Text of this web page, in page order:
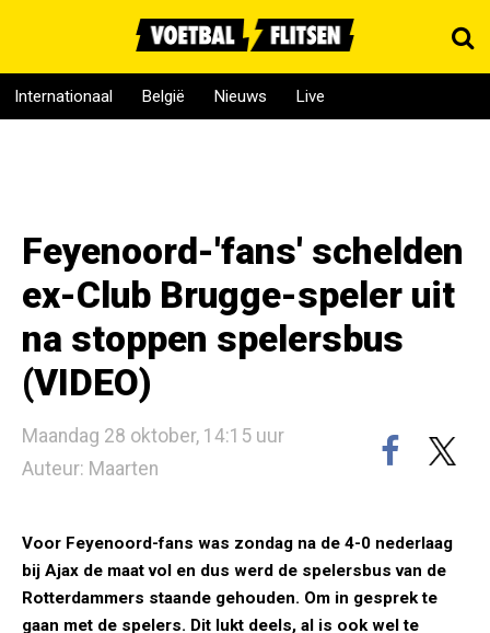
Internationaal België Nieuws Live
Feyenoord-'fans' schelden
ex-Club Brugge-speler uit
na stoppen spelersbus
(VIDEO)
Maandag 28 oktober, 14:15 uur
Auteur: Maarten
Voor Feyenoord-fans was zondag na de 4-0 nederlaag
bij Ajax de maat vol en dus werd de spelersbus van de
Rotterdammers staande gehouden. Om in gesprek te
gaan met de spelers. Dit lukt deels, al is ook wel te